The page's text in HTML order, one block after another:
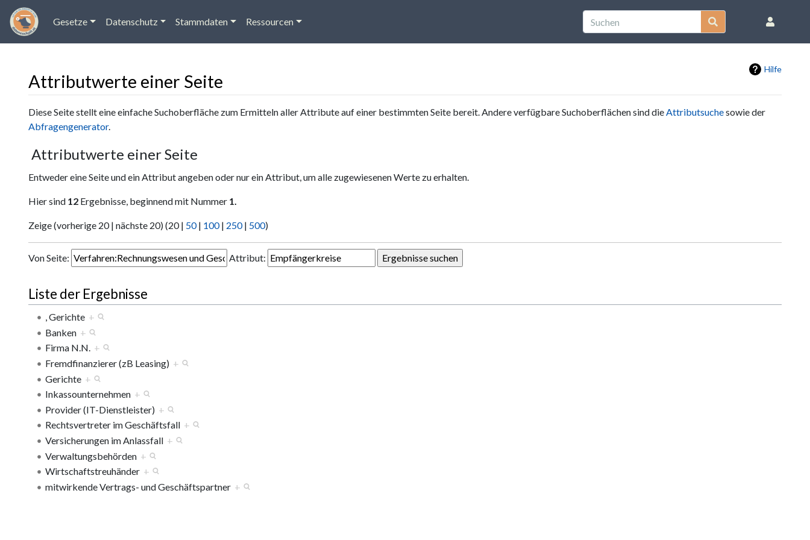
Gesetze Datenschutz Stammdaten Ressourcen
Hilfe
Attributwerte einer Seite
Wechseln zu:Navigation,Suche
Diese Seite stellt eine einfache Suchoberfläche zum Ermitteln aller Attribute auf einer bestimmten Seite bereit. Andere verfügbare Suchoberflächen sind dieAttributsuchesowie der
Abfragengenerator.
Attributwerte einer Seite
Entweder eine Seite und ein Attribut angeben oder nur ein Attribut, um alle zugewiesenen Werte zu erhalten.
Hier sind 12 Ergebnisse, beginnend mit Nummer 1.
Zeige (vorherige 20 | nächste 20) (20| 50| 100| 250| 500)
Von Seite: Attribut:
Liste der Ergebnisse
, Gerichte +
Banken +
Firma N.N. +
Fremdfinanzierer (zB Leasing) +
Gerichte +
Inkassounternehmen +
Provider (IT-Dienstleister) +
Rechtsvertreter im Geschäftsfall +
Versicherungen im Anlassfall +
Verwaltungsbehörden +
Wirtschaftstreuhänder +
mitwirkende Vertrags- und Geschäftspartner +